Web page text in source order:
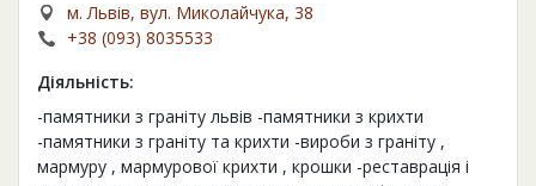
м. Львів, вул. Миколайчука, 38
+38 (093) 8035533
Діяльність:
-памятники з граніту львів -памятники з крихти
-памятники з граніту та крихти -вироби з граніту ,
мармуру , мармурової крихти , крошки -реставрація і